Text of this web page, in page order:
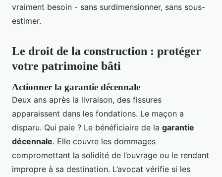
vraiment besoin - sans surdimensionner, sans sous-
estimer.
Le droit de la construction : protéger
votre patrimoine bâti
Actionner la garantie décennale
Deux ans après la livraison, des fissures
apparaissent dans les fondations. Le maçon a
disparu. Qui paie ? Le bénéficiaire de la garantie
décennale. Elle couvre les dommages
compromettant la solidité de l’ouvrage ou le rendant
impropre à sa destination. L’avocat vérifie si les